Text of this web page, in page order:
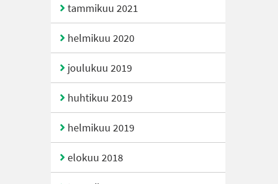
tammikuu 2021
helmikuu 2020
joulukuu 2019
huhtikuu 2019
helmikuu 2019
elokuu 2018